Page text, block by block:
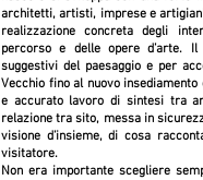
architetti, artisti, imprese e
realizzazione concreta degli
percorso e delle opere d’arte.
suggestivi del paesaggio e per
Vecchio fino al nuovo
e accurato lavoro di sintesi tra
relazione tra sito, messa in
visione d’insieme, di cosa
visitatore.
Non era importante scegliere